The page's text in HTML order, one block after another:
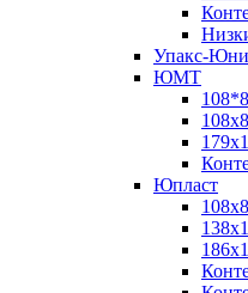
Упакс-
ЮМТ
Юпласт